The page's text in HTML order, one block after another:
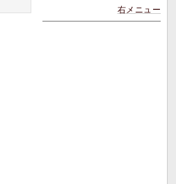
右メニュー